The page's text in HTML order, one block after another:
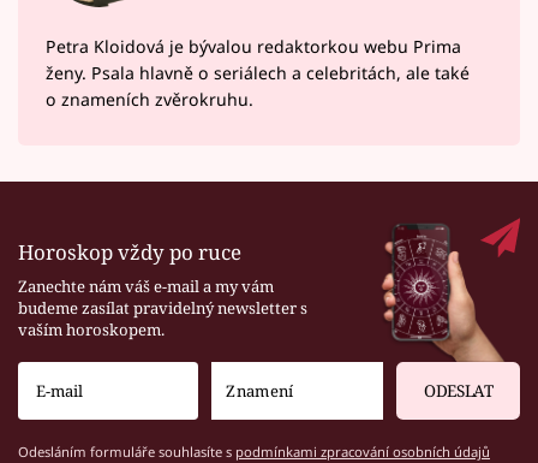
Petra Kloidová je bývalou redaktorkou webu Prima
ženy. Psala hlavně o seriálech a celebritách, ale také
o znameních zvěrokruhu.
Horoskop vždy po ruce
Zanechte nám váš e-mail a my vám
budeme zasílat pravidelný newsletter s
vaším horoskopem.
ODESLAT
Odesláním formuláře souhlasíte s podmínkami zpracování osobních údajů